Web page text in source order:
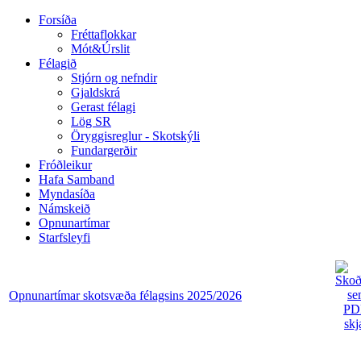
Forsíða
Fréttaflokkar
Mót&Úrslit
Félagið
Stjórn og nefndir
Gjaldskrá
Gerast félagi
Lög SR
Öryggisreglur - Skotskýli
Fundargerðir
Fróðleikur
Hafa Samband
Myndasíða
Námskeið
Opnunartímar
Starfsleyfi
Opnunartímar skotsvæða félagsins 2025/2026